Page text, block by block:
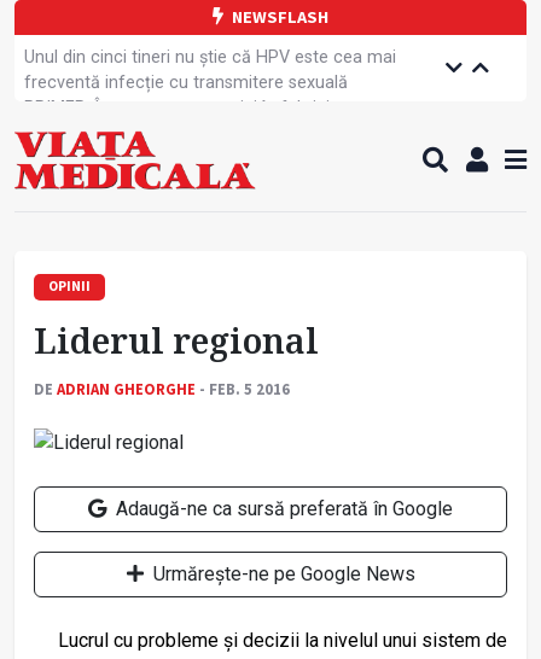
NEWSFLASH
Unul din cinci tineri nu știe că HPV este cea mai
frecventă infecție cu transmitere sexuală
PRIMER: Întreruperea energiei în fabrici ar pune
pacienții în pericol
Subiecte unice la examenul de specialist
Comercializarea unor medicamente, blocată
caniculă?
Un nou studiu pentru testarea unui vaccin împotriva
tulpinei Bundibugyo a virusului Ebola
Alăptarea, esențială pentru sănătatea mamei și
Concursul Internațional George Enescu, la ceas
OPINII
Liderul regional
DE ADRIAN GHEORGHE - FEB. 5 2016
Adaugă-ne ca sursă preferată în Google
Urmărește-ne pe Google News
Lucrul cu probleme și decizii la nivelul unui sistem de